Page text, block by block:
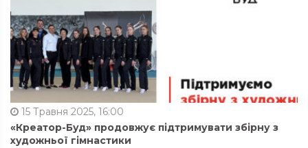
15 Травня 2025, 16:00
«Креатор-Буд» продовжує підтримувати збірну з
художньої гімнастики